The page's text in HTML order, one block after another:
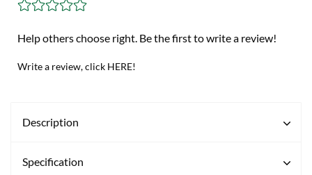
Help others choose right. Be the first to write a review!
Write a review, click HERE!
Description
Specification